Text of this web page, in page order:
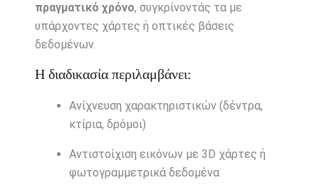
πραγματικό χρόνο, συγκρίνοντάς τα με
υπάρχοντες χάρτες ή οπτικές βάσεις
δεδομένων.
Η διαδικασία περιλαμβάνει:
Ανίχνευση χαρακτηριστικών (δέντρα,
κτίρια, δρόμοι)
Αντιστοίχιση εικόνων με 3D χάρτες ή
φωτογραμμετρικά δεδομένα